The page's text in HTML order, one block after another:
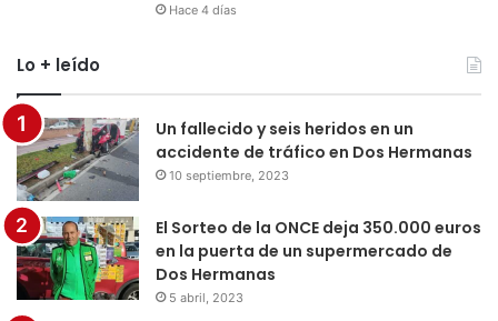
Hace 4 días
Lo + leído
Un fallecido y seis heridos en un
accidente de tráfico en Dos Hermanas
10 septiembre, 2023
El Sorteo de la ONCE deja 350.000 euros
en la puerta de un supermercado de
Dos Hermanas
5 abril, 2023